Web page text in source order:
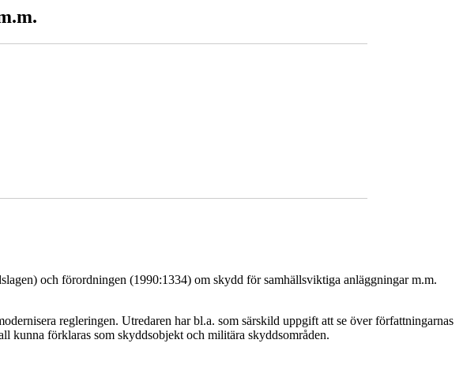
och förordningen (1990:1334) om skydd för samhällsviktiga anläggningar m.m.
regleringen. Utredaren har bl.a. som särskild uppgift att se över författningarnas
kunna förklaras som skyddsobjekt och militära skyddsområden.